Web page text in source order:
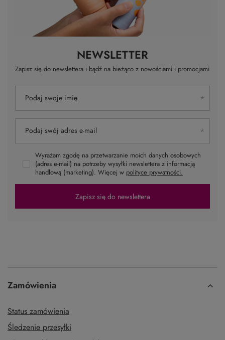
NEWSLETTER
Zapisz się do newslettera i bądź na bieżąco z nowościami i promocjami
Podaj swoje imię
Podaj swój adres e-mail
Wyrażam zgodę na przetwarzanie moich danych osobowych
(adres e-mail) na potrzeby wysyłki newslettera z informacją
handlową (marketing). Więcej w polityce prywatności.
Zapisz się do newslettera
Zamówienia
Status zamówienia
Śledzenie przesyłki